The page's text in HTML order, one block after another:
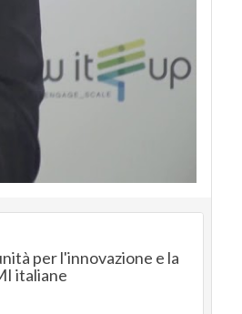
per l'innovazione e la
italiane